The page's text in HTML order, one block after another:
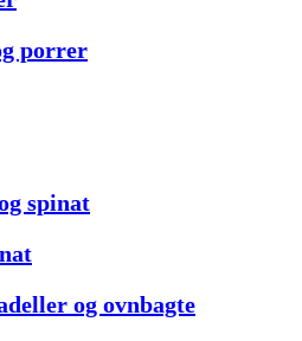
porrer
spinat
og ovnbagte